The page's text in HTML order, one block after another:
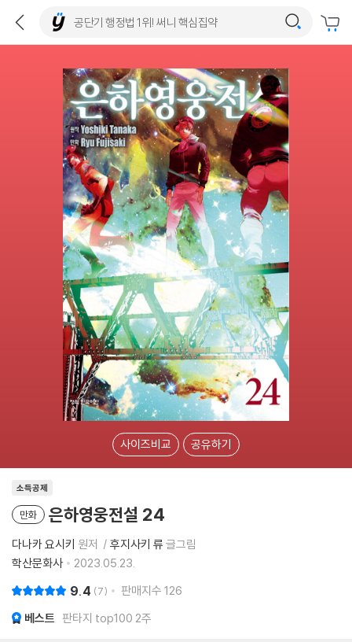
사이즈비교 공유하기
소득공제
만화 은하영웅전설 24
다나카 요시키 원저 후지사키 류 글그림
학산문화사
2023.05.23.
9.4 7 판매지수 126
베스트 판타지 top100 2주